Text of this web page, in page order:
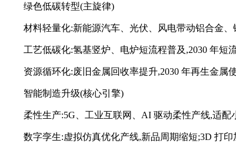
绿色低碳转型(主旋律)
材料轻量化:新能源汽车、光伏、风电带动铝合金、
工艺低碳化:氢基竖炉、电炉短流程普及,2030 年短
资源循环化:废旧金属回收率提升,2030 年再生金属
智能制造升级(核心引擎)
柔性生产:5G、工业互联网、AI 驱动柔性产线,适配
数字孪生:虚拟仿真优化产线,新品周期缩短;3D 打